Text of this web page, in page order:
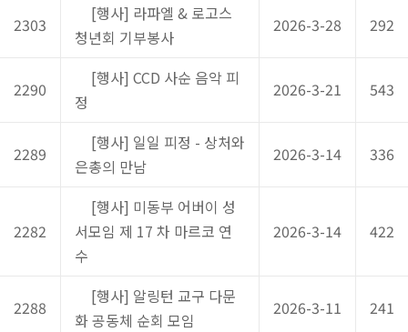
2303
[행사] 라파엘 & 로고스
청년회 기부봉사
2026-3-28 292
2290
[행사] CCD 사순 음악 피
정
2026-3-21 543
2289
[행사] 일일 피정 - 상처와
은총의 만남
2026-3-14 336
2282
[행사] 미동부 어버이 성
서모임 제 17 차 마르코 연
수
2026-3-14 422
2288
[행사] 알링턴 교구 다문
화 공동체 순회 모임
2026-3-11 241